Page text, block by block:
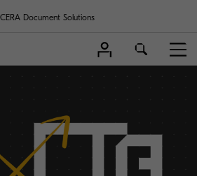
Document Solutions